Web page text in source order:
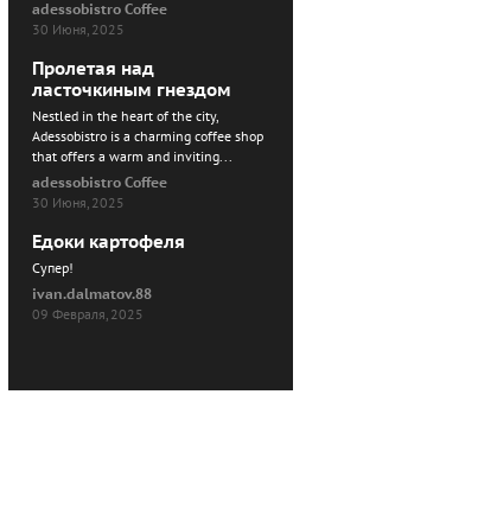
adessobistro Coffee
30 Июня, 2025
Пролетая над
ласточкиным гнездом
Nestled in the heart of the city,
Adessobistro is a charming coffee shop
that offers a warm and inviting...
adessobistro Coffee
30 Июня, 2025
Едоки картофеля
Cупер!
ivan.dalmatov.88
09 Февраля, 2025